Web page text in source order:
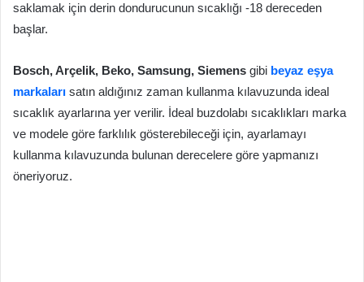
saklamak için derin dondurucunun sıcaklığı -18 dereceden
başlar.
Bosch, Arçelik, Beko, Samsung, Siemens gibi beyaz eşya
markaları satın aldığınız zaman kullanma kılavuzunda ideal
sıcaklık ayarlarına yer verilir. İdeal buzdolabı sıcaklıkları marka
ve modele göre farklılık gösterebileceği için, ayarlamayı
kullanma kılavuzunda bulunan derecelere göre yapmanızı
öneriyoruz.